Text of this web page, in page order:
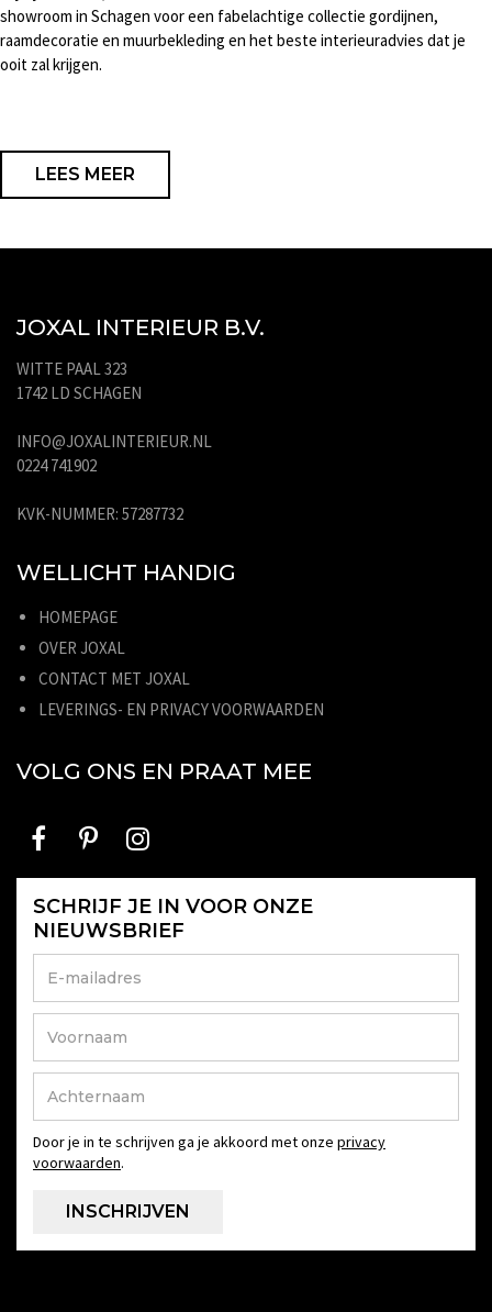
showroom in Schagen voor een fabelachtige collectie gordijnen,
raamdecoratie en muurbekleding en het beste interieuradvies dat je
ooit zal krijgen.
LEES MEER
JOXAL INTERIEUR B.V.
WITTE PAAL 323
1742 LD SCHAGEN
INFO@JOXALINTERIEUR.NL
0224 741902
KVK-NUMMER: 57287732
WELLICHT HANDIG
HOMEPAGE
OVER JOXAL
CONTACT MET JOXAL
LEVERINGS- EN PRIVACY VOORWAARDEN
VOLG ONS EN PRAAT MEE
SCHRIJF JE IN VOOR ONZE
NIEUWSBRIEF
Door je in te schrijven ga je akkoord met onze privacy
voorwaarden.